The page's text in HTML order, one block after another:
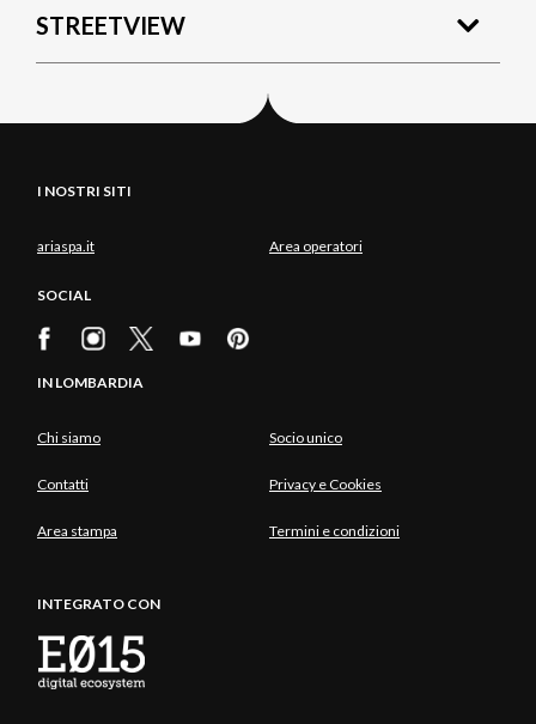
STREETVIEW
I NOSTRI SITI
ariaspa.it Area operatori
SOCIAL
IN LOMBARDIA
Chi siamo Socio unico
Contatti Privacy e Cookies
Area stampa Termini e condizioni
INTEGRATO CON